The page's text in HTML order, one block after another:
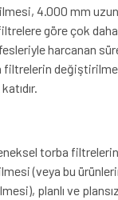
4.000 mm
göre çok daha
harcanan
filtrelerin
torba
(veya bu
planlı ve